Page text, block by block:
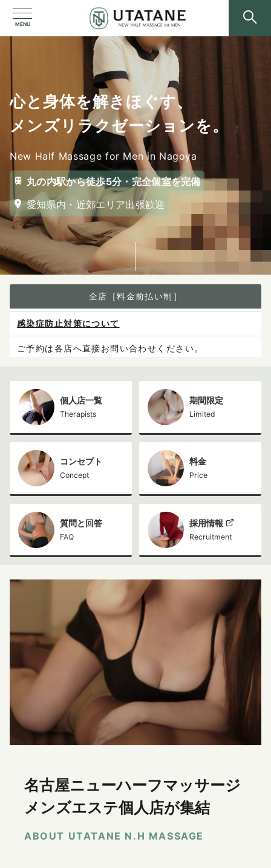
MENU
心と身体を解きほぐす、
メンズリラクゼーションを。
New Half Massage for Men in Nagoya
丸の内駅から徒歩5分・完全個室を完備
愛知県内・近郊エリア出張歓迎
全店［料金前払い制］
感染症防止対策について
ご予約は各店へ直接お問い合わせください。
X（旧Twitter）の表示不具合について
個人店一覧
Therapists
期間限定
Limited
コンセプト
Concept
料金
Price
質問と回答
FAQ
採用情報
Recruitment
名古屋ニューハーフマッサージ
メンズエステ個人店が集結
ABOUT UTATANE N.H MASSAGE